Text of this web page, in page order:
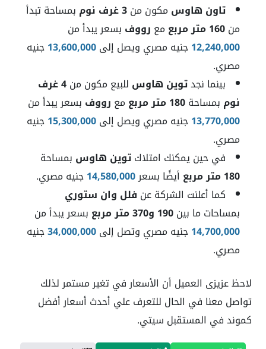
تاون هاوس مكون من3 غرف نوم
بمساحة تبدأ
من160 متر مربع مع رووف بسعر يبدأ من
12,240,000جنيه مصري ويصل إلى13,600,000جنيه
مصري.
بينما نجدتوين هاوس للبيع مكون من
4 غرف
نوم بمساحة180 متر مربع مع رووف بسعر يبدأ من
13,770,000جنيه مصري ويصل إلى15,300,000جنيه
مصري.
في حين يمكنك امتلاكتوين هاوس بمساحة
180 متر مربع
أيضًا بسعر14,580,000جنيه مصري.
كما أعلنت الشركة عن فلل وان ستوري
بمساحات ما بين190 و370 متر مربع
بسعر يبدأ من
14,700,000جنيه مصري وتصل إلى34,000,000جنيه
مصري.
لاحظ عزيزى العميل أن الأسعار في تغير مستمر لذلك
تواصل معنا في الحال للتعرف علي أحدث أسعار أفضل
كموند في المستقبل سيتي.